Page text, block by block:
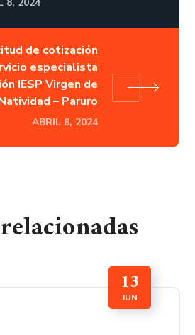
de cotización
especialista
IESP Virgen de
– Paruro
ABRIL 8, 2024
13
JUN